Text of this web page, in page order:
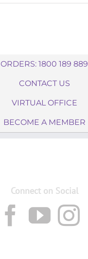
ORDERS: 1800 189 889
CONTACT US
VIRTUAL OFFICE
BECOME A MEMBER
Connect on Social